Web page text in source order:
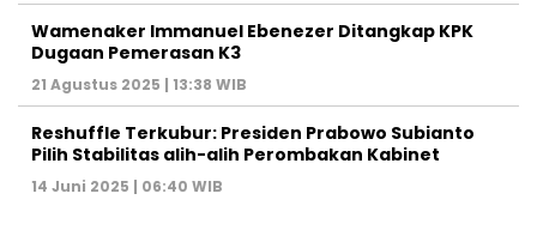
Wamenaker Immanuel Ebenezer Ditangkap KPK
Dugaan Pemerasan K3
21 Agustus 2025 | 13:38 WIB
Reshuffle Terkubur: Presiden Prabowo Subianto
Pilih Stabilitas alih-alih Perombakan Kabinet
14 Juni 2025 | 06:40 WIB